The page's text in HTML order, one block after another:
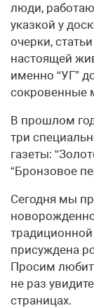
люди,
указкой у
очерки,
настоящей
именно “УГ”
сокровенные
В прошлом
три
газеты:
“Бронзовое
Сегодня мы
присуждена
Просим
не раз
страницах.